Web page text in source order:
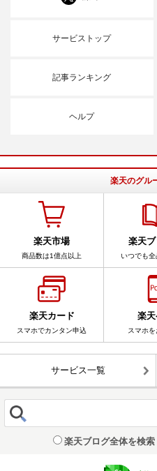
サービストップ
記事ランキング
ヘルプ
楽天のグル
楽天市場
商品数は1億点以上
楽天
いつでも
楽天カード
スマホでカンタン申込
楽
スマホ
サービス一覧
楽天ブログ全体を検索